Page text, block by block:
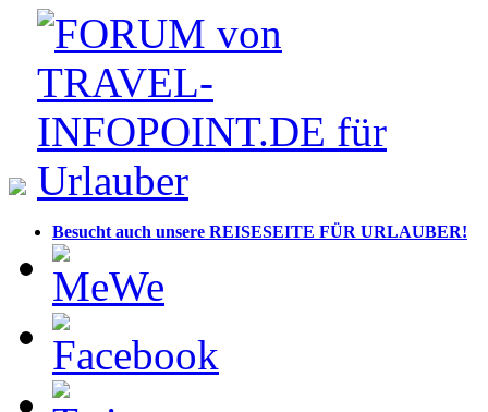
Besucht auch unsere REISESEITE FÜR URLAUBER!